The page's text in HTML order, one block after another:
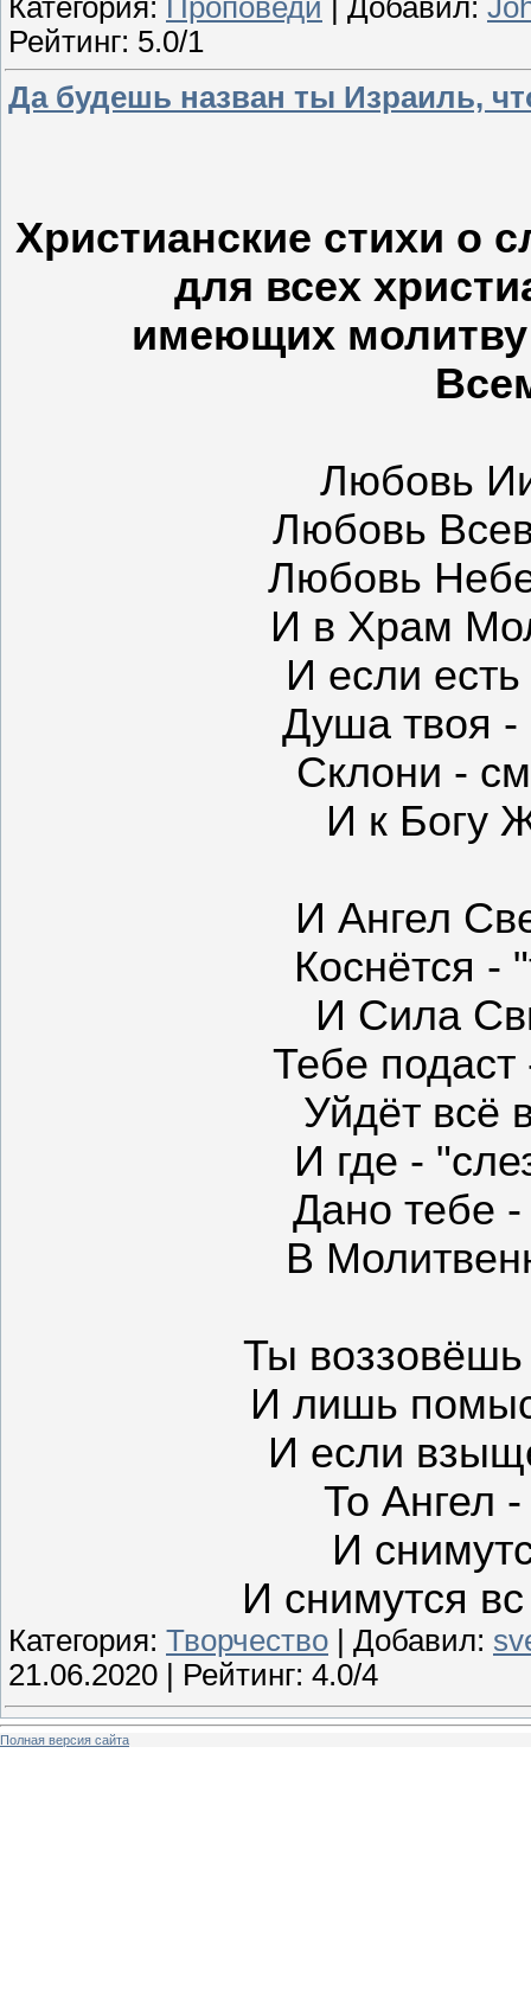
Категория: Проповеди | Добавил:
Рейтинг: 5.0/1
Да будешь назван ты Израиль,
Христианские стихи о
для всех
имеющих
Любовь
Любовь
Любовь
И в Храм
И если
Душа твоя -
Склони -
И к Богу
И Ангел
Коснётся -
И Сила
Тебе
Уйдёт всё
И где -
Дано тебе
В
Ты
И лишь
И если
То Ангел
И
И снимутся
Категория: Творчество | Добавил:
21.06.2020 | Рейтинг: 4.0/4
Полная версия сайта